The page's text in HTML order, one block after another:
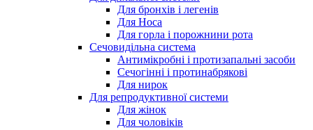
Для бронхів і легенів
Для Носа
Для горла і порожнини рота
Сечовидільна система
Антимікробні і протизапальні засоби
Сечогінні і протинабрякові
Для нирок
Для репродуктивної системи
Для жінок
Для чоловіків